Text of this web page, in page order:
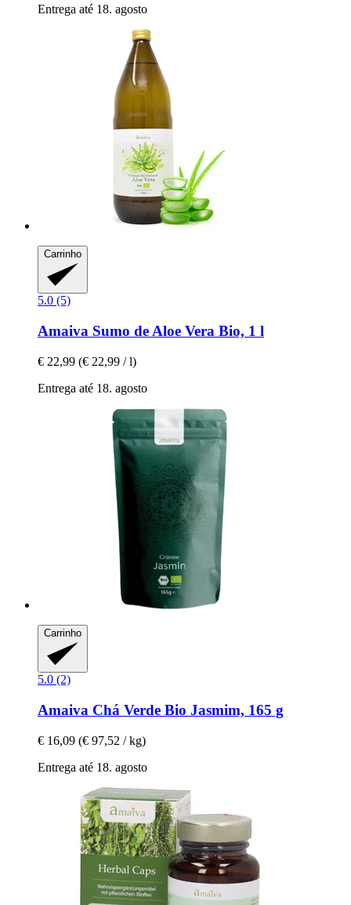
Entrega até 18. agosto
Carrinho
5.0 (5)
Amaiva Sumo de Aloe Vera Bio, 1 l
€ 22,99 (€ 22,99 / l)
Entrega até 18. agosto
Carrinho
5.0 (2)
Amaiva Chá Verde Bio Jasmim, 165 g
€ 16,09 (€ 97,52 / kg)
Entrega até 18. agosto